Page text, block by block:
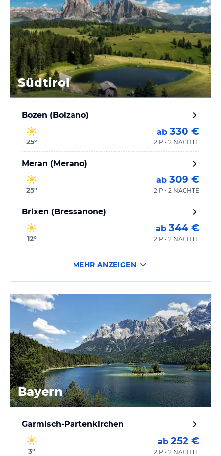
Südtirol
Bozen (Bolzano)
25°
ab 330 €
2 P • 2 NÄCHTE
Meran (Merano)
25°
ab 309 €
2 P • 2 NÄCHTE
Brixen (Bressanone)
12°
ab 344 €
2 P • 2 NÄCHTE
MEHR ANZEIGEN
Bayern
Garmisch-Partenkirchen
3°
ab 252 €
2 P • 2 NÄCHTE